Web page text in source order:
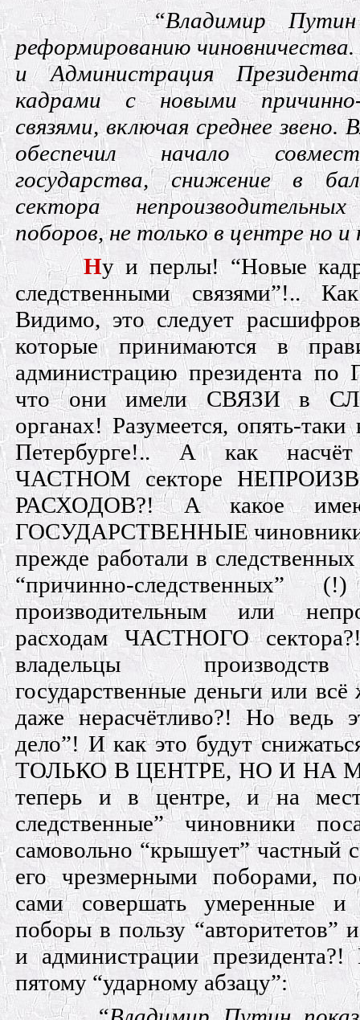
“Владимир
реформированию
и Администрация
кадрами с новыми причинно-
связями, включая среднее
обеспечил начало
государства, снижение в
сектора
поборов, не только в центре но
Ну и перлы! “Новые
следственными связями”!..
Видимо, это следует
которые принимаются в
администрацию президента
что они имели СВЯЗИ в
органах! Разумеется, опять-
Петербурге!.. А как
ЧАСТНОМ секторе
РАСХОДОВ?! А какое
ГОСУДАРСТВЕННЫЕ
прежде работали в
“причинно-следственных”
производительным или
расходам ЧАСТНОГО
владельцы
государственные деньги или
даже нерасчётливо?! Но ведь
дело”! И как это будут
ТОЛЬКО В ЦЕНТРЕ, НО И НА
теперь и в центре, и на
следственные” чиновники
самовольно “крышует” частный
его чрезмерными поборами,
сами совершать умеренные и
поборы в пользу “авторитетов”
и администрации
пятому “ударному абзацу”: